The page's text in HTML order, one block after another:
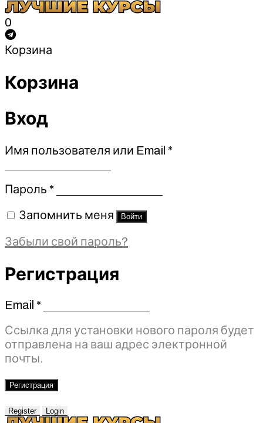
0
Корзина
Корзина
Вход
Имя пользователя или Email *Обязательно
Пароль *Обязательно
Запомнить меня Войти
Забыли свой пароль?
Регистрация
Email *Обязательно
Ссылка для установки нового пароля будет
отправлена ​​на ваш адрес электронной
почты.
Регистрация
Register Login